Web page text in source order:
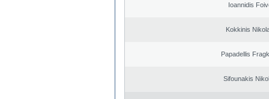
Ioannidis
Kokkinis
Papadellis
Sifounakis